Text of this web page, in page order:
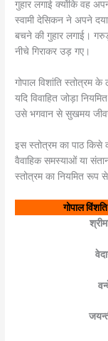
गुहार लगाई क्योंकि वह
स्वामी देसिकन ने अपने
बचने की गुहार लगाई।
नीचे गिराकर उड़ गए।
गोपाल विशांति स्तोत्रम के
यदि विवाहित जोड़ा
उसे भगवान से सुखमय जीवन
इस स्तोत्रम का पाठ किसे
वैवाहिक समस्याओं या
स्तोत्रम का नियमित रूप से
गोपाल